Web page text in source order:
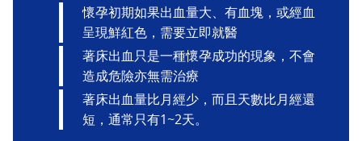
懷孕初期如果出血量大、有血塊，或經血
呈現鮮紅色，需要立即就醫
著床出血只是一種懷孕成功的現象，不會
造成危險亦無需治療
著床出血量比月經少，而且天數比月經還
短，通常只有1~2天。